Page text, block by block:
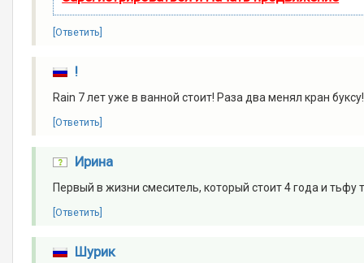
[Ответить]
!
Rain 7 лет уже в ванной стоит! Раза два менял кран
[Ответить]
Ирина
Первый в жизни смеситель, который стоит 4 года и
[Ответить]
Шурик